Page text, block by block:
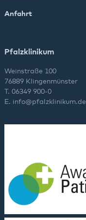
Anfahrt
Pfalzklinikum
Weinstraße 100
76889 Klingenmünster
T. 06349 900-0
E. info@pfalzklinikum.de